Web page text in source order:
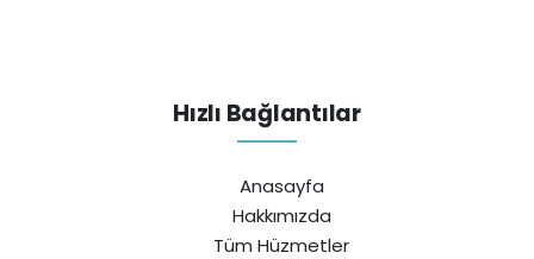
Hızlı Bağlantılar
Anasayfa
Hakkımızda
Tüm Hüzmetler